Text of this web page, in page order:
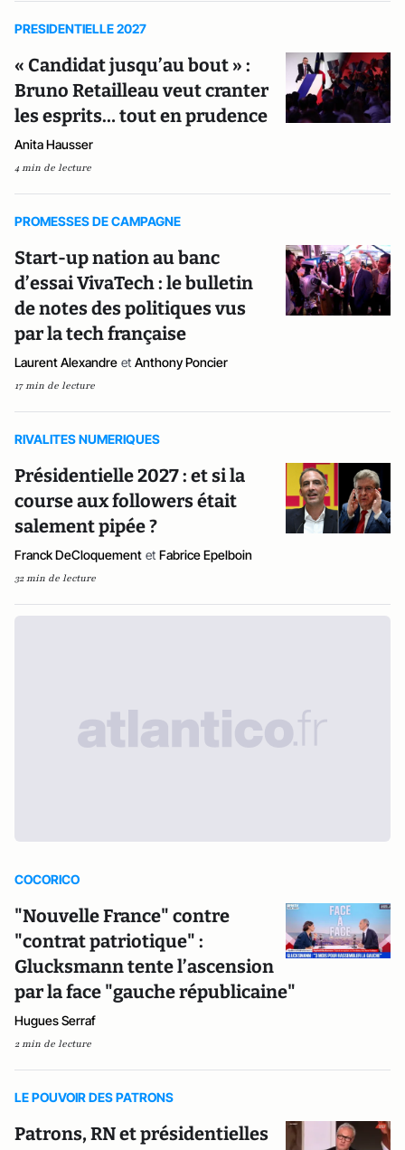
PRESIDENTIELLE 2027
« Candidat jusqu’au bout » :
Bruno Retailleau veut cranter
les esprits… tout en prudence
Anita Hausser
4 min de lecture
PROMESSES DE CAMPAGNE
Start-up nation au banc
d’essai VivaTech : le bulletin
de notes des politiques vus
par la tech française
Laurent Alexandre et Anthony Poncier
17 min de lecture
RIVALITES NUMERIQUES
Présidentielle 2027 : et si la
course aux followers était
salement pipée ?
Franck DeCloquement et Fabrice Epelboin
32 min de lecture
COCORICO
"Nouvelle France" contre
"contrat patriotique" :
Glucksmann tente l’ascension
par la face "gauche républicaine"
Hugues Serraf
2 min de lecture
LE POUVOIR DES PATRONS
Patrons, RN et présidentielles